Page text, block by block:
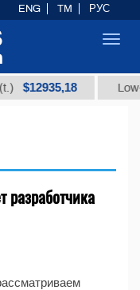
$12935,18
ENG TM РУС